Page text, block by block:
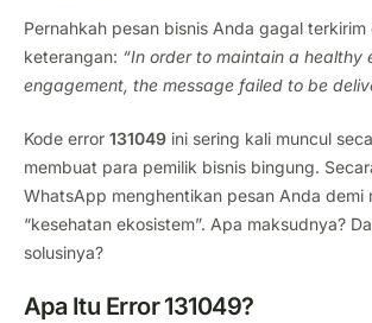
Pernahkah pesan bisnis Anda gagal terkirim
keterangan: “In order to maintain a healthy
engagement, the message failed to be
Kode error 131049 ini sering kali muncul
membuat para pemilik bisnis bingung.
WhatsApp menghentikan pesan Anda demi
“kesehatan ekosistem”. Apa maksudnya?
solusinya?
Apa Itu Error 131049?